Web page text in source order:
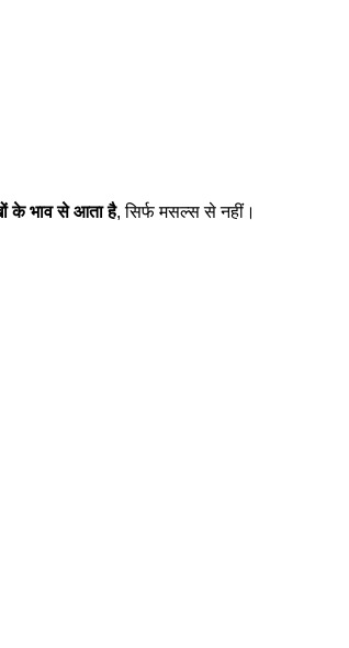
के भाव से आता है, सिर्फ मसल्स से नहीं।